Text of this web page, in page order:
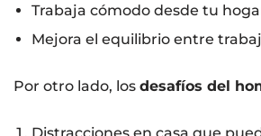
Trabaja cómodo desde tu
Mejora el equilibrio entre
Por otro lado, los desafíos del
Distracciones en casa que